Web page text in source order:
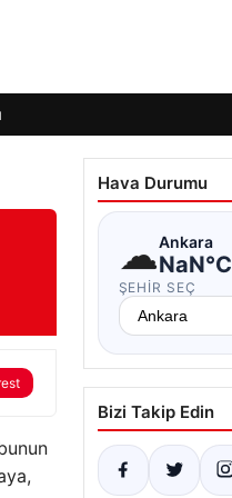
Hava Durumu
☁Ankara
NaN°C
ŞEHIR SEÇ
Bizi Takip Edin